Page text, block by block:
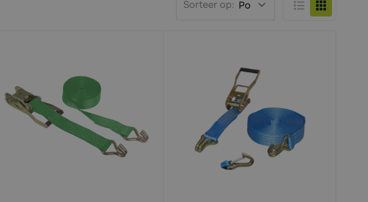
Sorteer op: Foto-tabel
Lijst